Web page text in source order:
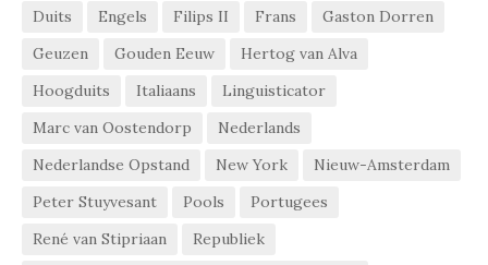
Duits
Engels Filips II Frans
Gaston Dorren
Geuzen
Gouden Eeuw
Hertog van Alva
Hoogduits
Italiaans
Linguisticator
Marc van Oostendorp
Nederlands
Nederlandse Opstand
New York
Nieuw-Amsterdam
Peter Stuyvesant
Pools
Portugees
René van Stipriaan
Republiek